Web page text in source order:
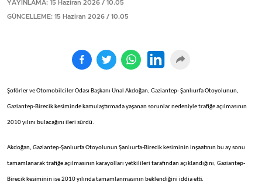
YAYINLAMA: 15 Haziran 2026 / 10.05
GÜNCELLEME: 15 Haziran 2026 / 10.05
Şoförler ve Otomobilciler Odası Başkanı Ünal Akdoğan, Gaziantep- Şanlıurfa Otoyolunun,
Gaziantep-Birecik kesiminde kamulaştırmada yaşanan sorunlar nedeniyle trafiğe açılmasının
2010 yılını bulacağını ileri sürdü.
Akdoğan, Gaziantep-Şanlıurfa Otoyolunun Şanlıurfa-Birecik kesiminin inşaatının bu ay sonu
tamamlanarak trafiğe açılmasının karayolları yetkilileri tarafından açıklandığını, Gaziantep-
Birecik kesiminin ise 2010 yılında tamamlanmasının beklendiğini iddia etti.